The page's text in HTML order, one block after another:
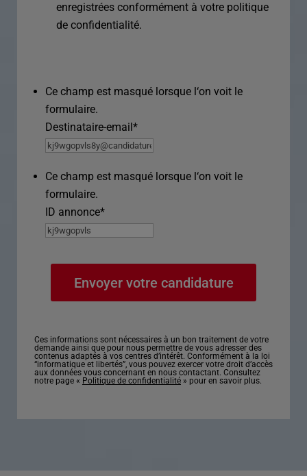
enregistrées conformément à votre politique
de confidentialité.
Ce champ est masqué lorsque l‘on voit le
formulaire.
Destinataire-email*
Ce champ est masqué lorsque l‘on voit le
formulaire.
ID annonce*
Ces informations sont nécessaires à un bon traitement de votre
demande ainsi que pour nous permettre de vous adresser des
contenus adaptés à vos centres d’intérêt. Conformément à la loi
“informatique et libertés”, vous pouvez exercer votre droit d’accès
aux données vous concernant en nous contactant. Consultez
notre page « Politique de confidentialité » pour en savoir plus.